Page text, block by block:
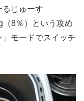
じゅーす
8％）という攻め
モードでスイッチ